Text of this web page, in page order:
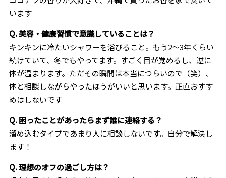
います
Q. 美容・健康習慣で意識していることは？
キンキンに冷たいシャワーを浴びること。もう2〜3年くらい
続けていて、冬でもやってます。すごく目が覚めるし、逆に
体が温まります。ただその瞬間は本当につらいので（笑）、
体と相談しながらやったほうがいいと思います。正直おすす
めはしないです
Q. 困ったことがあったらまず誰に連絡する？
溜め込むタイプであまり人に相談しないです。自分で解決し
ます！
Q. 理想のオフの過ごし方は？